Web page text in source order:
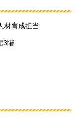
材育成担当
3階